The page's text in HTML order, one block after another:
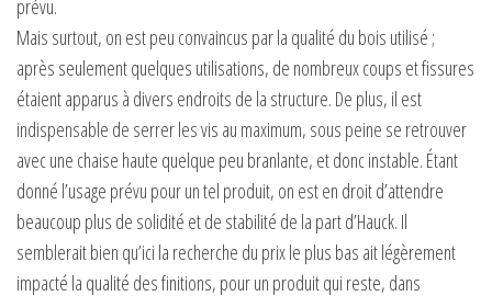
prévu.
Mais surtout, on est peu convaincus par la qualité du bois utilisé ;
après seulement quelques utilisations, de nombreux coups et fissures
étaient apparus à divers endroits de la structure. De plus, il est
indispensable de serrer les vis au maximum, sous peine se retrouver
avec une chaise haute quelque peu branlante, et donc instable. Étant
donné l’usage prévu pour un tel produit, on est en droit d’attendre
beaucoup plus de solidité et de stabilité de la part d’Hauck. Il
semblerait bien qu’ici la recherche du prix le plus bas ait légèrement
impacté la qualité des finitions, pour un produit qui reste, dans